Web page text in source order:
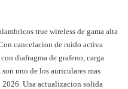
true wireless de gama alta
cancelacion de ruido activa
diafragma de grafeno, carga
uno de los auriculares mas
2026. Una actualizacion solida